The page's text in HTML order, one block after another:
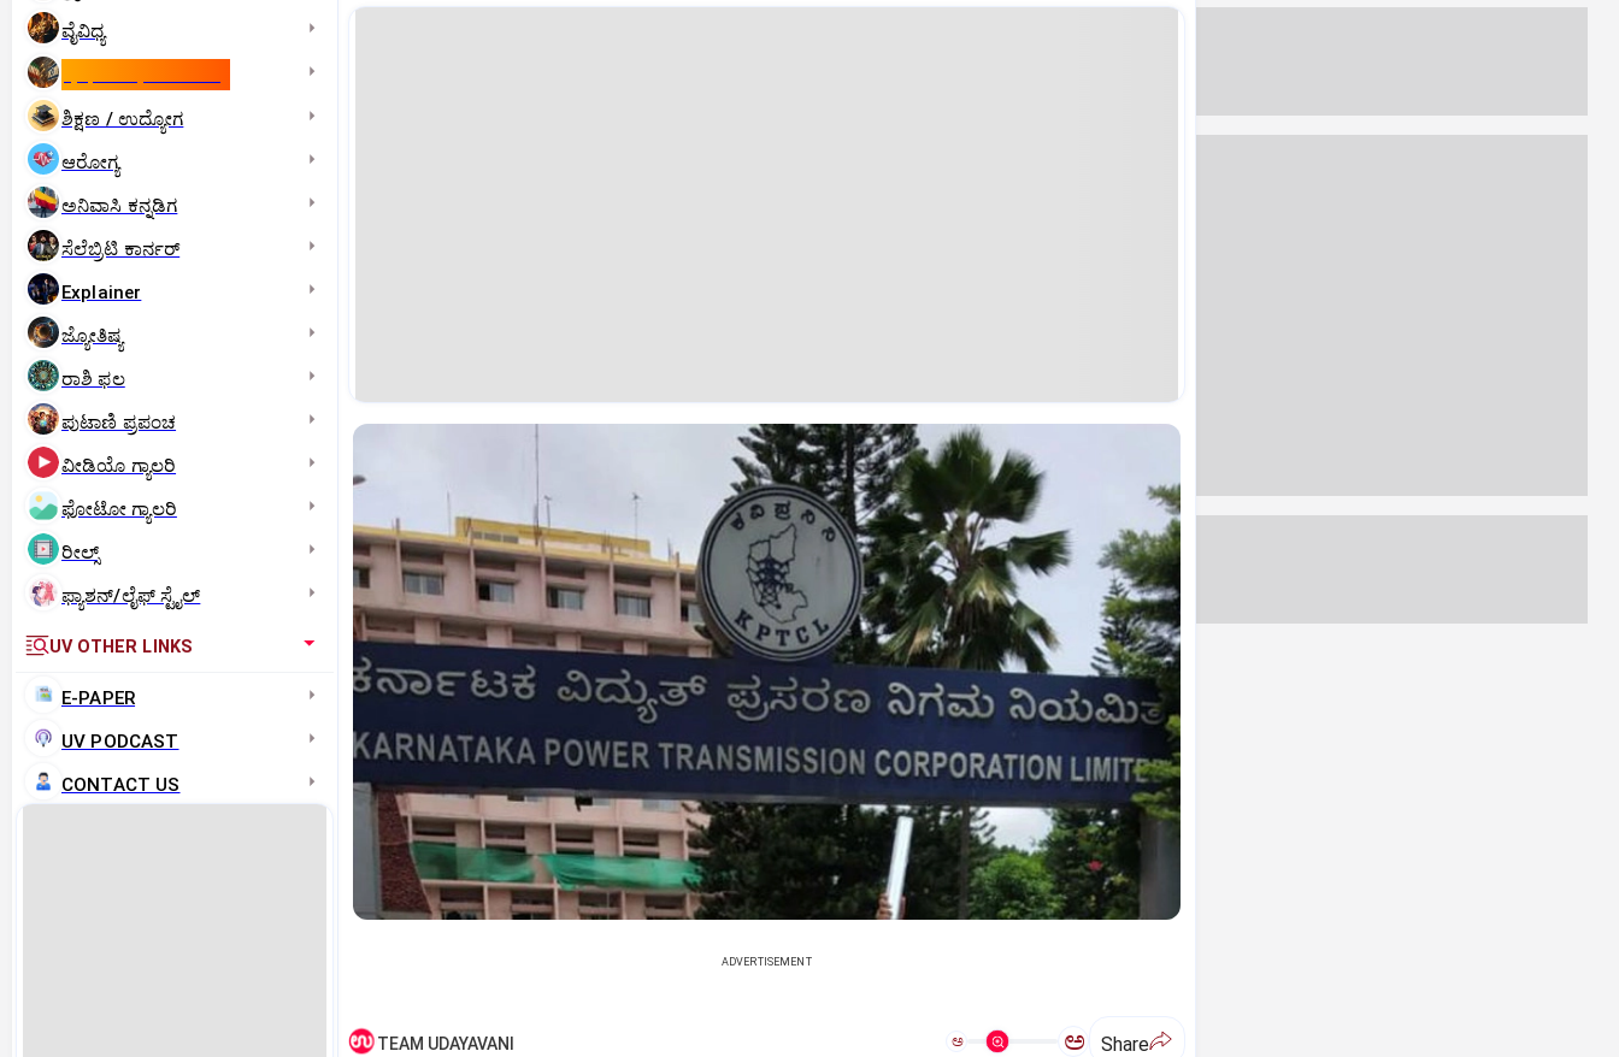
ವೈವಿಧ್ಯ
ಶಿಕ್ಷಣ / ಉದ್ಯೋಗ
ಆರೋಗ್ಯ
ಅನಿವಾಸಿ ಕನ್ನಡಿಗ
ಸೆಲೆಬ್ರಿಟಿ ಕಾರ್ನರ್‌
Explainer
ಜ್ಯೋತಿಷ್ಯ
ರಾಶಿ ಫಲ
ಪುಟಾಣಿ ಪ್ರಪಂಚ
ವೀಡಿಯೊ ಗ್ಯಾಲರಿ
ಫೋಟೋ ಗ್ಯಾಲರಿ
ರೀಲ್ಸ್
ಫ್ಯಾಶನ್/ಲೈಫ್‌ ಸ್ಟೈಲ್
UV OTHER LINKS
E-PAPER
UV PODCAST
CONTACT US
ADVERTISEMENT
TEAM UDAYAVANI ಅ ಅ Share